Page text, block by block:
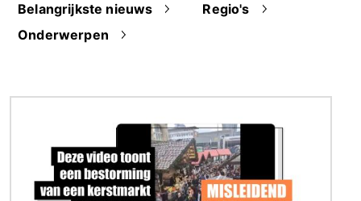
Belangrijkste nieuws
Regio's
Onderwerpen